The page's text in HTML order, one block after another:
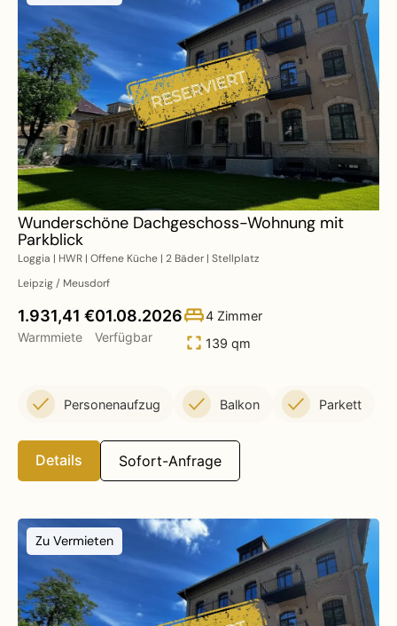
Wunderschöne Dachgeschoss-Wohnung mit
Parkblick
Loggia | HWR | Offene Küche | 2 Bäder | Stellplatz
Leipzig / Meusdorf
1.931,41 €
Warmmiete
01.08.2026
Verfügbar
4 Zimmer
139 qm
Personenaufzug Balkon Parkett
Details Sofort-Anfrage
Zu Vermieten